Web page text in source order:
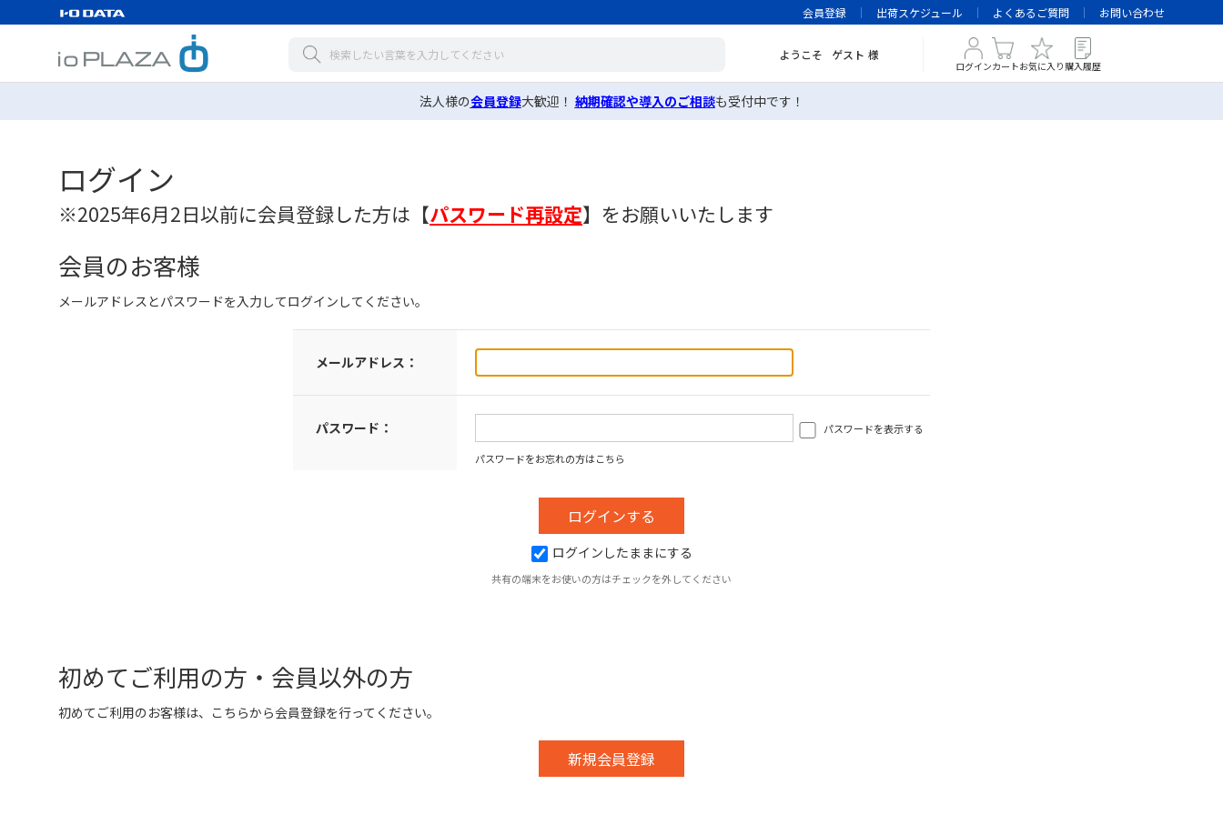
会員登録 出荷スケジュール よくあるご質問 お問い合わせ
ようこそ ゲスト 様
ログインカートお気に入り 購入履歴
法人様の会員登録大歓迎！ 納期確認や導入のご相談も受付中です！
ログイン
※2025年6月2日以前に会員登録した方は 【パスワード再設定】 をお願いいたします
会員のお客様
メールアドレスとパスワードを入力してログインしてください。
メールアドレス：
パスワード： パスワードを表示する
パスワードをお忘れの方はこちら
ログインしたままにする
共有の端末をお使いの方はチェックを外してください
初めてご利用の方・会員以外の方
初めてご利用のお客様は、こちらから会員登録を行ってください。